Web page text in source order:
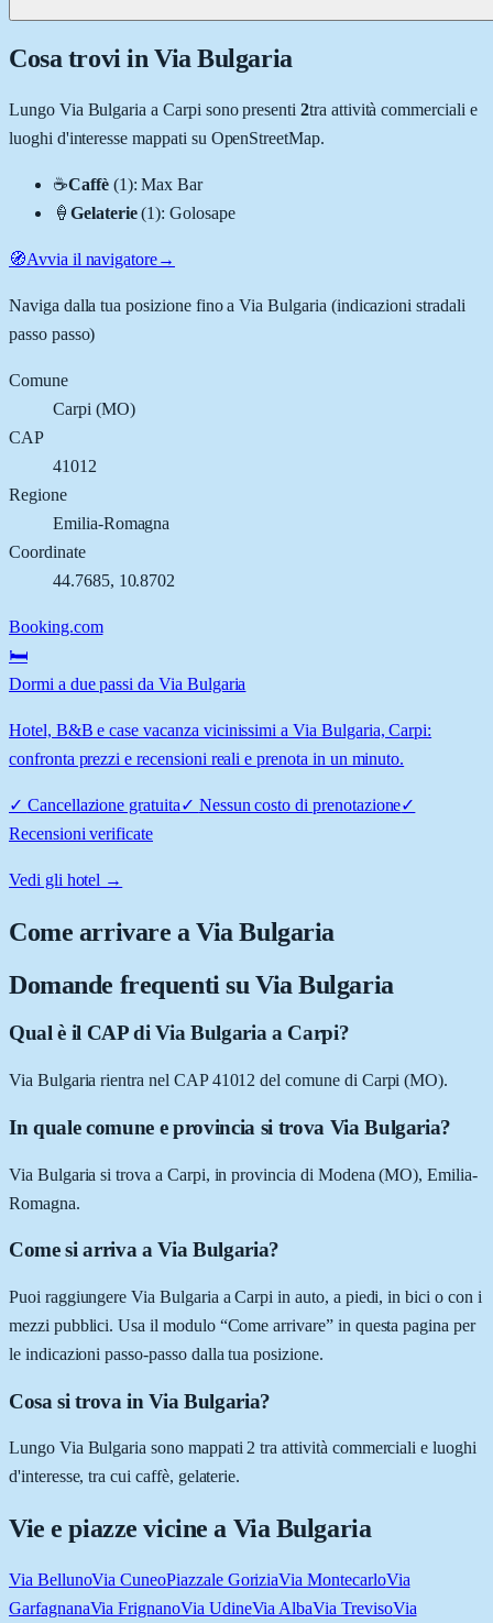
Cosa trovi in Via Bulgaria
Lungo Via Bulgaria aCarpi sono presenti 2tra attività commerciali e
luoghi d'interesse mappati su OpenStreetMap.
☕Caffè (1):Max Bar
🍦 Gelaterie (1):Golosape
🧭Avvia il navigatore→
Naviga dalla tua posizione fino aVia Bulgaria (indicazioni stradali
passo passo)
Comune
Carpi (MO)
CAP
41012
Regione
Emilia-Romagna
Coordinate
44.7685, 10.8702
Booking.com
🛏️
Dormi a due passi da Via Bulgaria
Hotel, B&B e case vacanza vicinissimi a Via Bulgaria, Carpi:
confronta prezzi e recensioni reali e prenota in un minuto.
✓ Cancellazione gratuita✓ Nessun costo di prenotazione✓
Recensioni verificate
Vedi gli hotel →
Come arrivare aVia Bulgaria
Domande frequenti su Via Bulgaria
Qual è il CAP di Via Bulgaria a Carpi?
Via Bulgaria rientra nel CAP 41012 del comune di Carpi (MO).
In quale comune e provincia si trova Via Bulgaria?
Via Bulgaria si trova a Carpi, in provincia di Modena (MO), Emilia-
Romagna.
Come si arriva a Via Bulgaria?
Puoi raggiungere Via Bulgaria a Carpi in auto, a piedi, in bici o con i
mezzi pubblici. Usa il modulo “Come arrivare” in questa pagina per
le indicazioni passo-passo dalla tua posizione.
Cosa si trova in Via Bulgaria?
Lungo Via Bulgaria sono mappati 2 tra attività commerciali e luoghi
d'interesse, tra cui caffè, gelaterie.
Vie e piazze vicine a Via Bulgaria
Via BellunoVia CuneoPiazzale GoriziaVia MontecarloVia
GarfagnanaVia FrignanoVia UdineVia AlbaVia TrevisoVia